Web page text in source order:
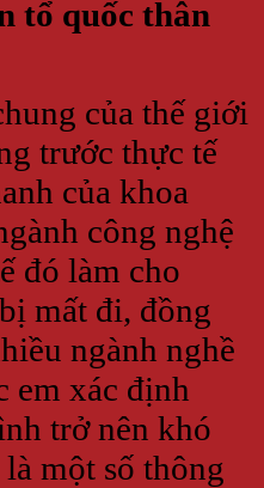
tổ quốc thân
của thế giới
trước thực tế
của khoa
công nghệ
đó làm cho
mất đi, đồng
ngành nghề
em xác định
trở nên khó
một số thông